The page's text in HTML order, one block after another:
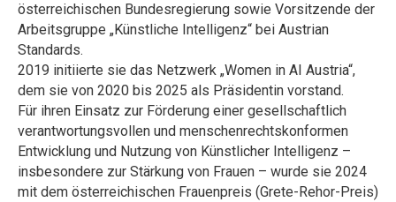
österreichischen Bundesregierung sowie Vorsitzende der
Arbeitsgruppe „Künstliche Intelligenz“ bei Austrian
Standards.
2019 initiierte sie das Netzwerk „Women in AI Austria“,
dem sie von 2020 bis 2025 als Präsidentin vorstand.
Für ihren Einsatz zur Förderung einer gesellschaftlich
verantwortungsvollen und menschenrechtskonformen
Entwicklung und Nutzung von Künstlicher Intelligenz –
insbesondere zur Stärkung von Frauen – wurde sie 2024
mit dem österreichischen Frauenpreis (Grete-Rehor-Preis)